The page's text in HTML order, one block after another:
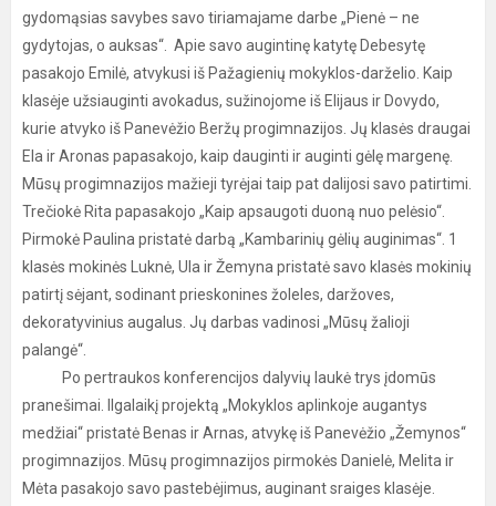
gydomąsias savybes savo tiriamajame darbe „Pienė – ne
gydytojas, o auksas“. Apie savo augintinę katytę Debesytę
pasakojo Emilė, atvykusi iš Pažagienių mokyklos-darželio. Kaip
klasėje užsiauginti avokadus, sužinojome iš Elijaus ir Dovydo,
kurie atvyko iš Panevėžio Beržų progimnazijos. Jų klasės draugai
Ela ir Aronas papasakojo, kaip dauginti ir auginti gėlę margenę.
Mūsų progimnazijos mažieji tyrėjai taip pat dalijosi savo patirtimi.
Trečiokė Rita papasakojo „Kaip apsaugoti duoną nuo pelėsio“.
Pirmokė Paulina pristatė darbą „Kambarinių gėlių auginimas“. 1
klasės mokinės Luknė, Ula ir Žemyna pristatė savo klasės mokinių
patirtį sėjant, sodinant prieskonines žoleles, daržoves,
dekoratyvinius augalus. Jų darbas vadinosi „Mūsų žalioji
palangė“.
Po pertraukos konferencijos dalyvių laukė trys įdomūs
pranešimai. Ilgalaikį projektą „Mokyklos aplinkoje augantys
medžiai“ pristatė Benas ir Arnas, atvykę iš Panevėžio „Žemynos“
progimnazijos. Mūsų progimnazijos pirmokės Danielė, Melita ir
Mėta pasakojo savo pastebėjimus, auginant sraiges klasėje.